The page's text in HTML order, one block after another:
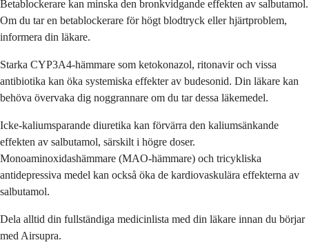
Betablockerare kan minska den bronkvidgande effekten av salbutamol.
Om du tar en betablockerare för högt blodtryck eller hjärtproblem,
informera din läkare.
Starka CYP3A4-hämmare som ketokonazol, ritonavir och vissa
antibiotika kan öka systemiska effekter av budesonid. Din läkare kan
behöva övervaka dig noggrannare om du tar dessa läkemedel.
Icke-kaliumsparande diuretika kan förvärra den kaliumsänkande
effekten av salbutamol, särskilt i högre doser.
Monoaminoxidashämmare (MAO-hämmare) och tricykliska
antidepressiva medel kan också öka de kardiovaskulära effekterna av
salbutamol.
Dela alltid din fullständiga medicinlista med din läkare innan du börjar
med Airsupra.